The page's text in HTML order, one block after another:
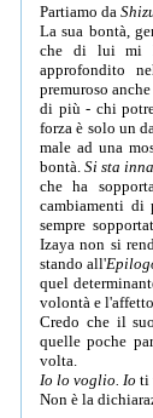
Partiamo da
La sua bontà,
che di lui mi
approfondito
premuroso
di più - chi
forza è solo un
male ad una
bontà.Si sta
che ha
cambiamenti di
sempre
Izaya non si
stando all'
quel
volontà e
Credo che il
quelle poche
volta.
Io lo voglio. Io ti
Non è la